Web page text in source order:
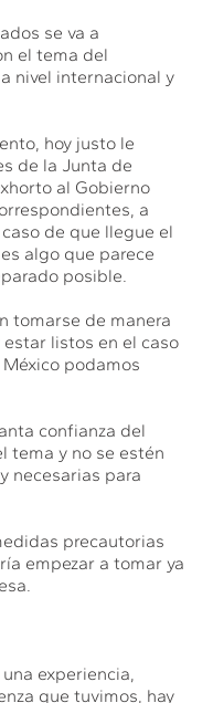
se va a
el tema del
nivel internacional y
hoy justo le
de la Junta de
al Gobierno
a
de que llegue el
algo que parece
posible.
tomarse de manera
listos en el caso
podamos
confianza del
tema y no se estén
necesarias para
precautorias
empezar a tomar ya
experiencia,
que tuvimos, hay